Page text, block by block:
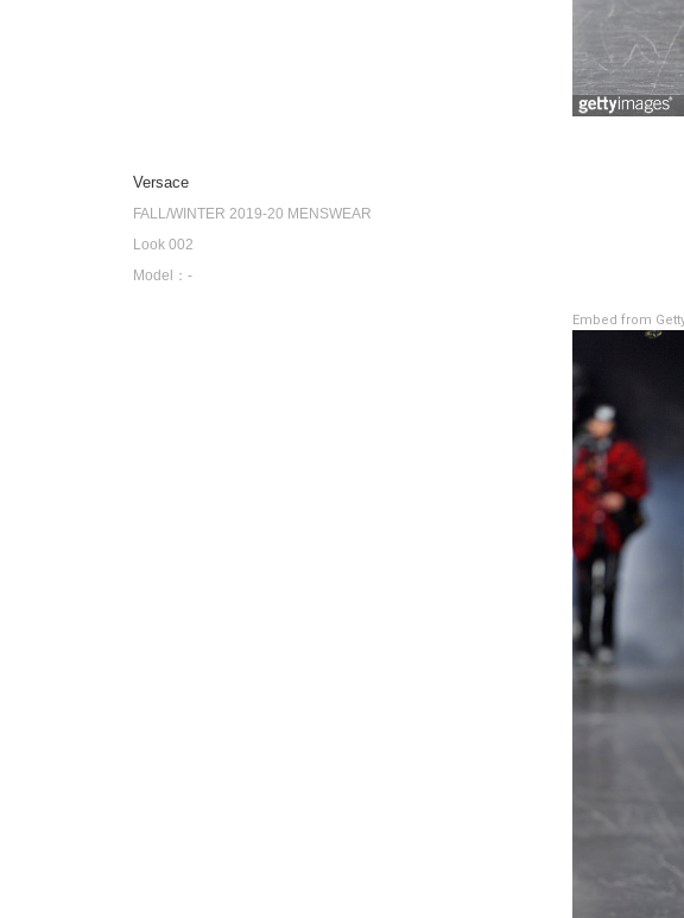
Versace
FALL/WINTER 2019-20 MENSWEAR
Look 002
Model：-
Embed from